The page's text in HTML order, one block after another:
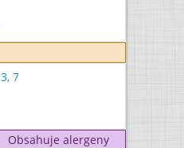
3, 7
Obsahuje alergeny